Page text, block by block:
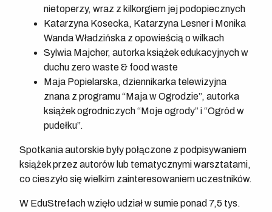
nietoperzy, wraz z kilkorgiem jej podopiecznych
Katarzyna Kosecka, Katarzyna Lesner i Monika
Wanda Władzińska z opowieścią o wilkach
Sylwia Majcher, autorka książek edukacyjnych w
duchu zero waste & food waste
Maja Popielarska, dziennikarka telewizyjna
znana z programu “Maja w Ogrodzie”, autorka
książek ogrodniczych “Moje ogrody” i “Ogród w
pudełku”.
Spotkania autorskie były połączone z podpisywaniem
książek przez autorów lub tematycznymi warsztatami,
co cieszyło się wielkim zainteresowaniem uczestników.
W EduStrefach wzięło udział w sumie ponad 7,5 tys.